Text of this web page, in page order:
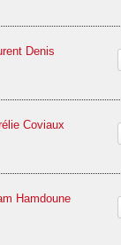
Denis
Coviaux
Hamdoune